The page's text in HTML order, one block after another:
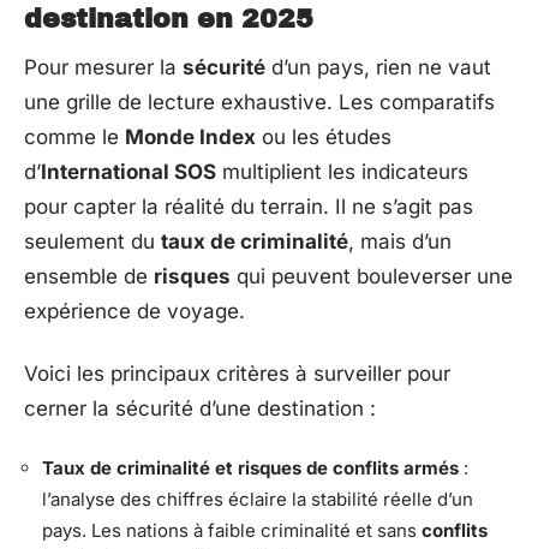
destination en 2025
Pour mesurer la sécurité d’un pays, rien ne vaut
une grille de lecture exhaustive. Les comparatifs
comme le Monde Index ou les études
d’International SOS multiplient les indicateurs
pour capter la réalité du terrain. Il ne s’agit pas
seulement du taux de criminalité, mais d’un
ensemble de risques qui peuvent bouleverser une
expérience de voyage.
Voici les principaux critères à surveiller pour
cerner la sécurité d’une destination :
Taux de criminalité et risques de conflits armés :
l’analyse des chiffres éclaire la stabilité réelle d’un
pays. Les nations à faible criminalité et sans conflits